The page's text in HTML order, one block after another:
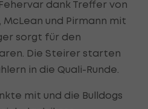
dank Treffer von
McLean und Pirmann mit
sorgt für den
Die Steirer starten
in die Quali-Runde.
mit und die Bulldogs